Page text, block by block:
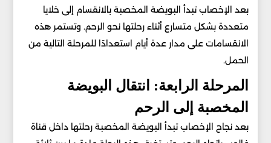
بعد الإخصاب تبدأ البويضة المخصبة بالانقسام إلى خلايا
متعددة بشكل متسارع أثناء رحلتها نحو الرحم. وتستمر هذه
الانقسامات على مدار عدة أيام استعدادًا للمرحلة التالية من
الحمل.
المرحلة الرابعة: انتقال البويضة
المخصبة إلى الرحم
بعد نجاح الإخصاب تبدأ البويضة المخصبة رحلتها داخل قناة